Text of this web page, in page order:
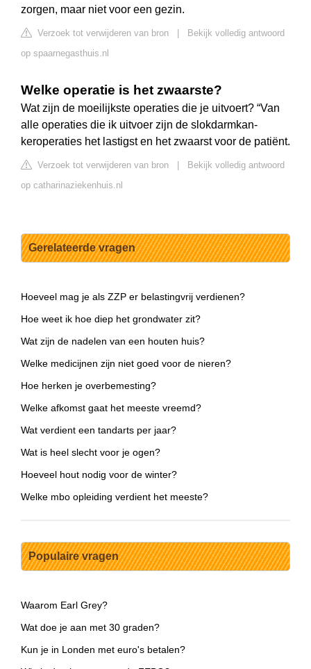
zorgen, maar niet voor een gezin.
Verzoek tot verwijderen van bron
Bekijk volledig antwoord
op spaarnegasthuis.nl
Welke operatie is het zwaarste?
Wat zijn de moeilijkste operaties die je uitvoert? “Van
alle operaties die ik uitvoer zijn de slokdarmkan-
keroperaties het lastigst en het zwaarst voor de patiënt.
Verzoek tot verwijderen van bron
Bekijk volledig antwoord
op catharinaziekenhuis.nl
Gerelateerde vragen
Hoeveel mag je als ZZP er belastingvrij verdienen?
Hoe weet ik hoe diep het grondwater zit?
Wat zijn de nadelen van een houten huis?
Welke medicijnen zijn niet goed voor de nieren?
Hoe herken je overbemesting?
Welke afkomst gaat het meeste vreemd?
Wat verdient een tandarts per jaar?
Wat is heel slecht voor je ogen?
Hoeveel hout nodig voor de winter?
Welke mbo opleiding verdient het meeste?
Populaire vragen
Waarom Earl Grey?
Wat doe je aan met 30 graden?
Kun je in Londen met euro's betalen?